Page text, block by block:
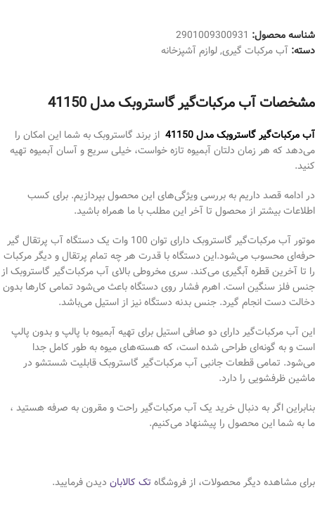
شناسه محصول: 2901009300931
دسته: آب مرکبات گیری,لوازم آشپزخانه
مشخصات آب مرکبات‌گیر گاستروبک مدل 41150
آب مرکبات‌گیر گاستروبک مدل 41150
از برند گاستروبک به شما این امکان را
می‌دهد که هر زمان دلتان آبمیوه تازه خواست، خیلی سریع و آسان آبمیوه تهیه
کنید.
در ادامه قصد داریم به بررسی ویژگی‌های این محصول بپردازیم. برای کسب
اطلاعات بیشتر از محصول تا آخر این مطلب با ما همراه باشید.
موتور آب مرکبات‌گیر گاستروبک دارای توان 100 وات یک دستگاه آب پرتقال گیر
حرفه‌ای محسوب می‌شود.این دستگاه با قدرت هر چه تمام پرتقال و دیگر مرکبات
را تا آخرین قطره آبگیری می‌کند. سری مخروطی بالای آب مرکبات‌گیر گاستروبک از
جنس فلز سنگین است. اهرم فشار روی دستگاه باعث می‌شود تمامی کارها بدون
دخالت دست انجام گیرد. جنس بدنه دستگاه نیز از استیل می‌باشد.
این آب مرکبات‌گیر دارای دو صافی استیل برای تهیه آبمیوه با پالپ و بدون پالپ
است و به گونه‌ای طراحی شده است، که هسته‌های میوه به طور کامل جدا
می‌شود. تمامی قطعات جانبی آب مرکبات‌گیر گاستروبک قابلیت شستشو در
ماشین ظرفشویی را دارد.
بنابراین اگر به دنبال خرید یک آب مرکبات‌گیر راحت و مقرون به صرفه هستید ،
ما به شما این محصول را پیشنهاد می‌کنیم.
برای مشاهده دیگر محصولات، از فروشگاه تک کالابان دیدن فرمایید.